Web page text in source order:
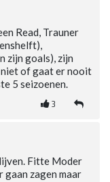
Read, Trauner
zijn goals), zijn
niet of gaat er nooit
5 seizoenen.
3
Fitte Moder
gaan zagen maar